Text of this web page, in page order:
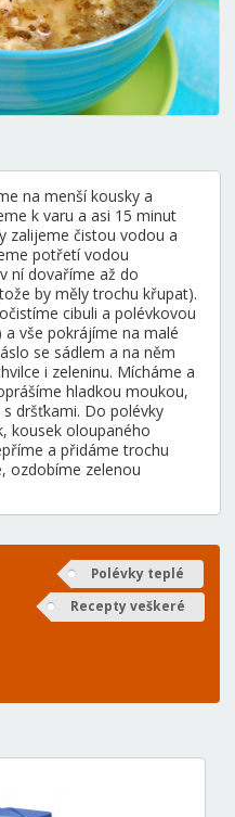
na menší kousky a
k varu a asi 15 minut
zalijeme čistou vodou a
potřetí vodou
ní dovaříme až do
by měly trochu křupat).
cibuli a polévkovou
a vše pokrájíme na malé
se sádlem a na něm
i zeleninu. Mícháme a
hladkou moukou,
dršťkami. Do polévky
kousek oloupaného
a přidáme trochu
ozdobíme zelenou
Polévky teplé
Recepty veškeré